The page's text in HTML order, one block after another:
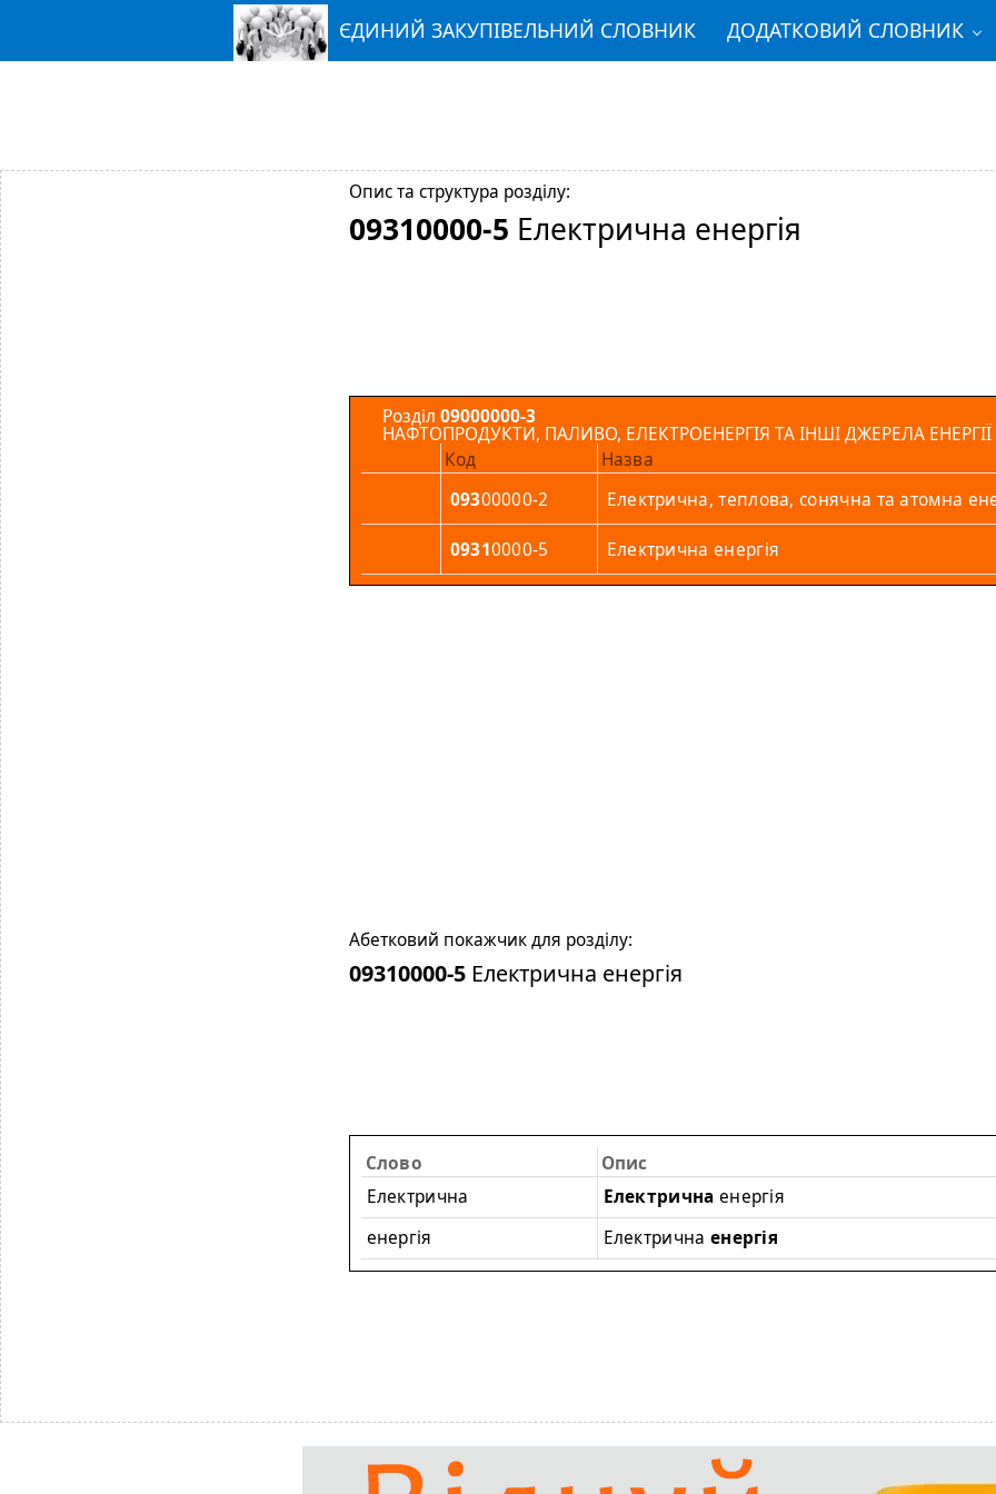
ЄДИНИЙ ЗАКУПІВЕЛЬНИЙ СЛОВНИК ДОДАТКОВИЙ СЛОВНИК
Опис та структура розділу:
09310000-5 Електрична енергія
Розділ09000000-3
НАФТОПРОДУКТИ, ПАЛИВО, ЕЛЕКТРОЕНЕРГІЯ ТА ІНШІ ДЖЕРЕЛА ЕНЕРГІЇ
Код
Назва
09300000-2 Електрична, теплова, сонячна та атомна
09310000-5 Електрична енергія
Абетковий покажчик для розділу:
09310000-5Електрична енергія
Слово
Опис
Електрична
Електрична енергія
енергія
Електрична енергія